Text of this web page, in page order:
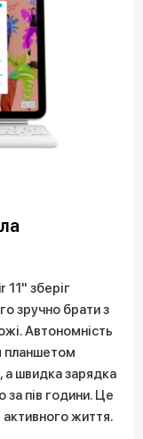
11" зберіг
зручно брати з
Автономність
планшетом
а швидка зарядка
за пів години. Це
активного життя.